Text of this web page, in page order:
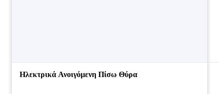
Ηλεκτρικά Ανοιγόμενη Πίσω Θύρα